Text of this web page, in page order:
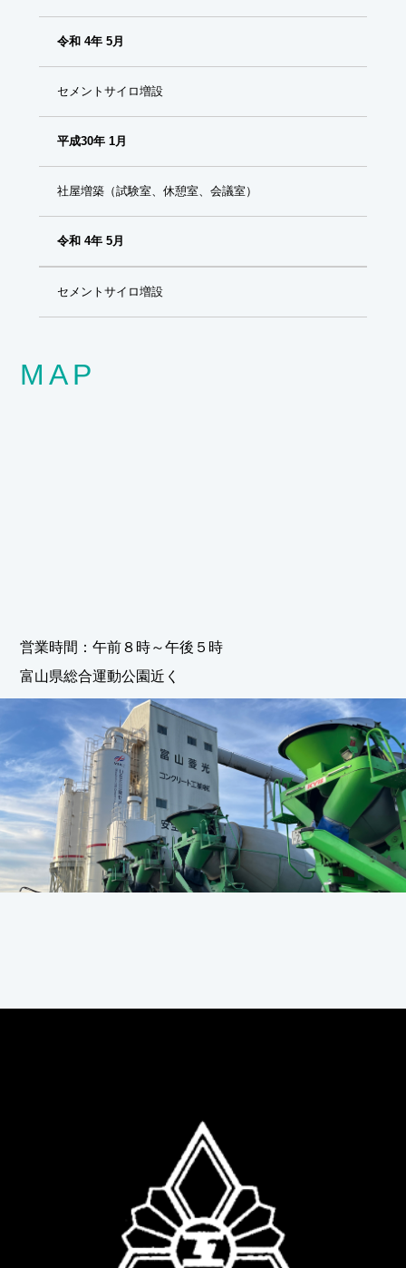
令和 4年 5月
セメントサイロ増設
平成30年 1月
社屋増築（試験室、休憩室、会議室）
令和 4年 5月
セメントサイロ増設
MAP
営業時間：午前８時～午後５時
富山県総合運動公園近く